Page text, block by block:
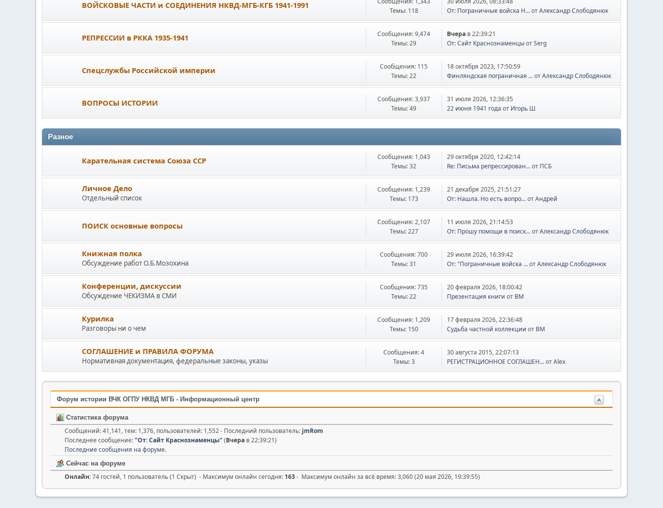
ВОЙСКОВЫЕ ЧАСТИ и СОЕДИНЕНИЯ НКВД-МГБ-КГБ 1941-1991
Темы: 118
От: Пограничные войска Н...отАлександр Слободянюк
РЕПРЕССИИ в РККА 1935-1941
Сообщения: 9,474
Темы: 29
Вчера в 22:39:21
От: Сайт КраснознаменцыотSerg
Спецслужбы Российской империи
Сообщения: 115
Темы: 22
18 октября 2023, 17:50:59
Финляндская пограничная ...отАлександр Слободянюк
ВОПРОСЫ ИСТОРИИ
Сообщения: 3,937
Темы: 49
31 июля 2026, 12:36:35
22 июня 1941 года от Игорь Ш
Разное
Карательная система Союза ССР
Сообщения: 1,043
Темы: 32
29 октября 2020, 12:42:14
Re: Письма репрессирован...от ПСБ
Личное Дело
Отдельный список
Сообщения: 1,239
Темы: 173
21 декабря 2025, 21:51:27
От: Нашла. Но есть вопро...отАндрей
ПОИСК основные вопросы
Сообщения: 2,107
Темы: 227
11 июля 2026, 21:14:53
От: Прошу помощи в поиск...отАлександр Слободянюк
Книжная полка
Обсуждение работ О.Б.Мозохина
Сообщения: 700
Темы: 31
29 июля 2026, 16:39:42
От: "Пограничные войска ...отАлександр Слободянюк
Конференции, дискуссии
Обсуждение ЧЕКИЗМА в СМИ
Сообщения: 735
Темы: 22
20 февраля 2026, 18:00:42
Презентация книги от BM
Курилка
Разговоры ни о чем
Сообщения: 1,209
Темы: 150
17 февраля 2026, 22:36:48
Судьба частной коллекции от BM
СОГЛАШЕНИЕ и ПРАВИЛА ФОРУМА
Нормативная документация, федеральные законы, указы
Сообщения: 4
Темы: 3
30 августа 2015, 22:07:13
РЕГИСТРАЦИОННОЕ СОГЛАШЕН...отAlex
Форум истории ВЧК ОГПУ НКВД МГБ - Информационный центр
Статистика форума
Сообщений: 41,141, тем: 1,376, пользователей: 1,552 - Последний пользователь: jmRom
Последнее сообщение:"От: Сайт Краснознаменцы" (Вчера в 22:39:21)
Последние сообщения на форуме.
Сейчас на форуме
Онлайн:74 гостей, 1 пользователь (1 Скрыт) - Максимум онлайн сегодня: 163- Максимум онлайн за всё время: 3,060 (20 мая 2026, 19:39:55)